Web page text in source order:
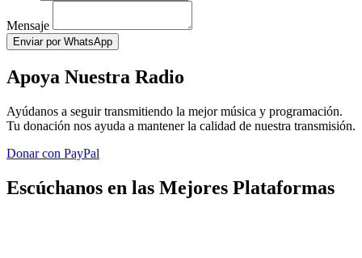
Mensaje
Enviar por WhatsApp
Apoya Nuestra Radio
Ayúdanos a seguir transmitiendo la mejor música y programación.
Tu donación nos ayuda a mantener la calidad de nuestra transmisión.
Donar con PayPal
Escúchanos en las Mejores Plataformas